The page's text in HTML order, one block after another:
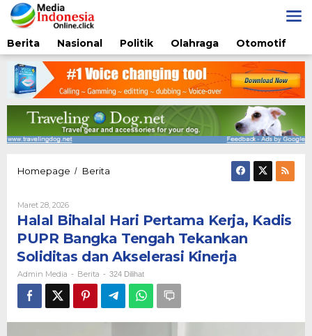
Lewati
ke
konten
Berita
Nasional Politik Olahraga Otomotif
Homepage / Berita
Kerja,
Kadis
PUPR
Bangka
Tengah
Tekankan
Soliditas
dan
Akselerasi
Maret 28, 2026Oleh
Admin
Media
Halal Bihalal Hari Pertama Kerja, Kadis
PUPR Bangka Tengah Tekankan
Soliditas dan Akselerasi Kinerja
Admin Media - Berita - 324 Dilihat